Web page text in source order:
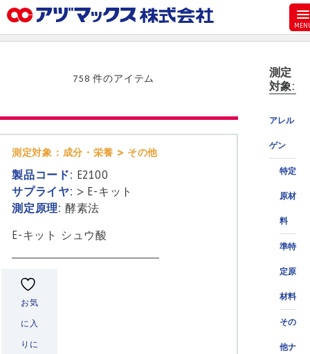
マイページ
主要取扱ブランド
代理店一覧
測定
対象:
アレル
ゲン
特定
原材
料
準特
定原
材料
その
他ナ
758 件のアイテム
測定対象：成分・栄養 > その他
製品コード: E2100
サプライヤ: > E-キット
測定原理: 酵素法
E-キット シュウ酸
お気
に入
りに